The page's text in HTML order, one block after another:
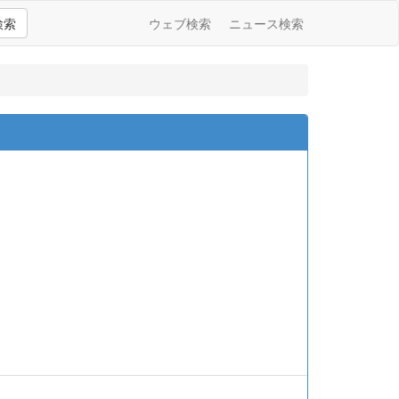
索 ウェブ検索 ニュース検索